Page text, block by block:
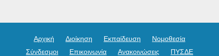
Αρχική Διοίκηση Εκπαίδευση
Νομοθεσία
Σύνδεσμοι
Επικοινωνία Ανακοινώσεις ΠΥΣΔΕ